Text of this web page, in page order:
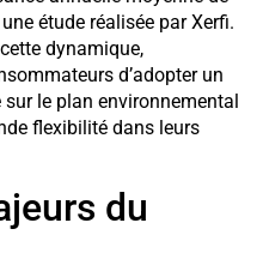
étude réalisée par Xerfi.
dynamique,
d’adopter un
le plan environnemental
flexibilité dans leurs
du